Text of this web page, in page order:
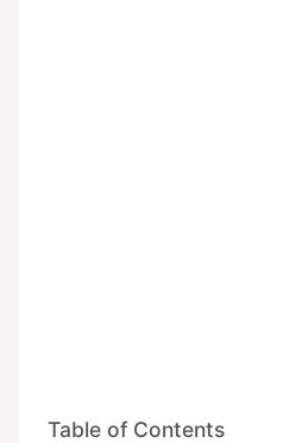
Table of Contents